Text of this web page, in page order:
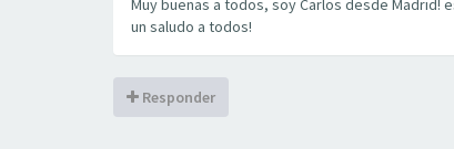
Muy buenas a todos, soy Carlos desde Madrid!
un saludo a todos!
Responder